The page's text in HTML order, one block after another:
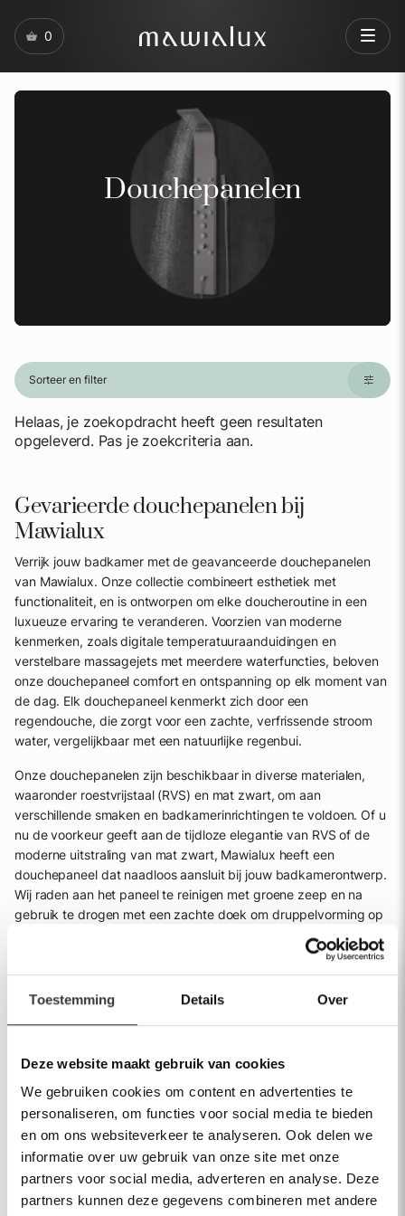
Toestemming Details Over
Deze website maakt gebruik van cookies
We gebruiken cookies om content en advertenties te
personaliseren, om functies voor social media te bieden
en om ons websiteverkeer te analyseren. Ook delen we
informatie over uw gebruik van onze site met onze
partners voor social media, adverteren en analyse. Deze
partners kunnen deze gegevens combineren met andere
0
Douchepanelen
Sorteer en filter
Helaas, je zoekopdracht heeft geen resultaten
opgeleverd. Pas je zoekcriteria aan.
Gevarieerde douchepanelen bij
Mawialux
Verrijk jouw badkamer met de geavanceerde douchepanelen
van Mawialux. Onze collectie combineert esthetiek met
functionaliteit, en is ontworpen om elke doucheroutine in een
luxueuze ervaring te veranderen. Voorzien van moderne
kenmerken, zoals digitale temperatuuraanduidingen en
verstelbare massagejets met meerdere waterfuncties, beloven
onze douchepaneel comfort en ontspanning op elk moment van
de dag. Elk douchepaneel kenmerkt zich door een
regendouche, die zorgt voor een zachte, verfrissende stroom
water, vergelijkbaar met een natuurlijke regenbui.
Onze douchepanelen zijn beschikbaar in diverse materialen,
waaronder roestvrijstaal (RVS) en mat zwart, om aan
verschillende smaken en badkamerinrichtingen te voldoen. Of u
nu de voorkeur geeft aan de tijdloze elegantie van RVS of de
moderne uitstraling van mat zwart, Mawialux heeft een
douchepaneel dat naadloos aansluit bij jouw badkamerontwerp.
Wij raden aan het paneel te reinigen met groene zeep en na
gebruik te drogen met een zachte doek om druppelvorming op
het materiaal te voorkomen, zodat de schoonheid van jouw
Onderhoud en duurzaamheid van een
douchepaneel
van essentieel belang voor het behoud van de kwaliteit en het
uiterlijk van het paneel. Het gebruik van agressieve, bijtende
reinigingsmiddelen wordt afgeraden, omdat deze de anti-
kalklaag kunnen aantasten. Met de juiste zorg en onderhoud
zullen onze douchepanelen een langdurige aanvulling zijn op
jouw badkamer, die niet alleen praktisch nut biedt maar ook
esthetisch aantrekkelijk blijft.